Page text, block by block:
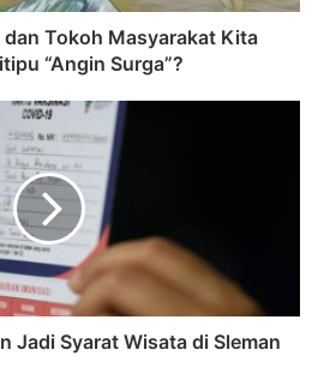
dan Tokoh Masyarakat Kita
“Angin Surga”?
Jadi Syarat Wisata di Sleman